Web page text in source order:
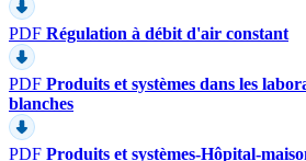
PDF Régulation à débit d'air constant
PDF Produits et systèmes dans les
blanches
PDF Produits et systèmes-Hôpital-